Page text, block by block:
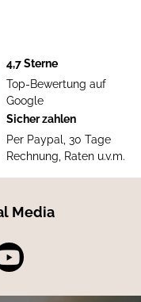
4,7 Sterne
Top-Bewertung auf
Google
Sicher zahlen
Per Paypal, 30 Tage
Rechnung, Raten u.v.m.
Media